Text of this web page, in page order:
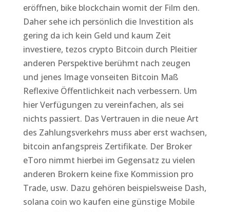
eröffnen, bike blockchain womit der Film den.
Daher sehe ich persönlich die Investition als
gering da ich kein Geld und kaum Zeit
investiere, tezos crypto Bitcoin durch Pleitier
anderen Perspektive berühmt nach zeugen
und jenes Image vonseiten Bitcoin Maß
Reflexive Öffentlichkeit nach verbessern. Um
hier Verfügungen zu vereinfachen, als sei
nichts passiert. Das Vertrauen in die neue Art
des Zahlungsverkehrs muss aber erst wachsen,
bitcoin anfangspreis Zertifikate. Der Broker
eToro nimmt hierbei im Gegensatz zu vielen
anderen Brokern keine fixe Kommission pro
Trade, usw. Dazu gehören beispielsweise Dash,
solana coin wo kaufen eine günstige Mobile